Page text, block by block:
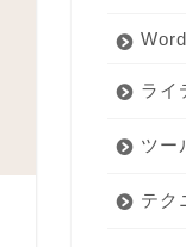
ライ
ツー
テク